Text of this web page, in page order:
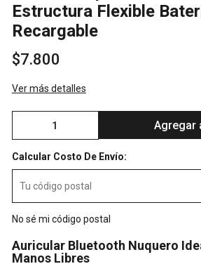
Estructura Flexible
Recargable
$7.800
Ver más detalles
Agregar
Calcular Costo De Envío:
No sé mi código postal
Auricular Bluetooth Nuquero
Manos Libres